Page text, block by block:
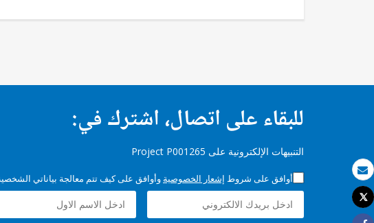
بريد الكتروني
طباعة
Tweet
للبقاء على اتصال، اشترك في:
التنبيهات الإلكترونية على Project P001265
أوافق على شروط إشعار الخصوصية وأوافق على كيف تتم معالجة بياناتي